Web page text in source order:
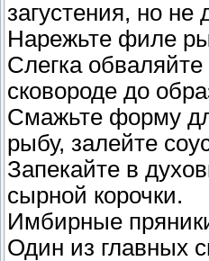
загустения, но не
Нарежьте филе
Слегка
сковороде до
Смажьте форму
рыбу, залейте
Запекайте в
сырной корочки.
Имбирные
Один из главных